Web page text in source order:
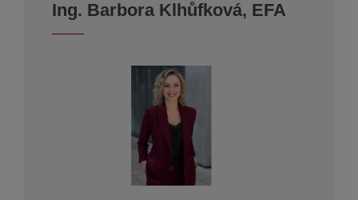
Ing. Barbora Klhůfková, EFA